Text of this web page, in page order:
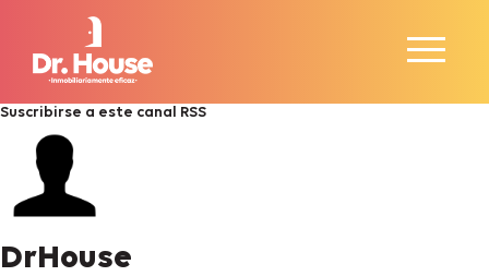
Suscribirse a este canal RSS
DrHouse